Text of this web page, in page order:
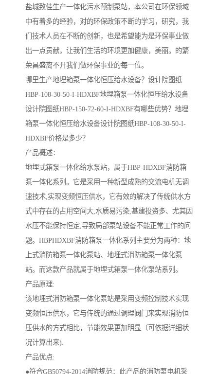
盐城致佳生产一体化污水预制泵站，本公司在环保领域
中有着多的经验，对的环保政策不断的学习，研究，我
们技术人员在不断的创新，也是希望能为是环保事业做
出一点贡献，让我们生活的环境更加健康，美丽。的繁
荣昌盛离不开我们做环保事业的每一位。
哪里生产地埋箱泵一体化恒压给水设备？设计院图纸
HBP-108-30-50-I-HDXBF地埋箱泵一体化恒压给水设备
设计院图纸HBP-150-72-60-I-HDXBF有哪些优势？地埋
箱泵一体化恒压给水设备设计院图纸HBP-108-30-50-I-
HDXBF价格是多少？
产品概述：
地埋式箱泵一体化给水泵站，属于HBP-HDXBF消防箱
泵一体化系列。它是采用一种新型成熟的交流电机无调
速技术,实现变频恒压供水，它有效的解决了传统供水方
式中存在的占用空间大,水质易污染,基建投资多、尤其因
水压不能保持恒定,导致局部泵站设备不能正常工作的问
题。HBPHDXBF消防箱泵一体化系列主要分为两种：地
上式消防箱泵一体化泵站、地埋式消防箱泵一体化泵
站。而这款产品就属于地埋式箱泵一体化泵站系列。
产品原理:
该地埋式消防箱泵一体化泵站是采用变频控制技术实现
变频恒压供水，它与传统的通过调理阀门来实现消防恒
压供水的方式相比，节能效果更加明显（可依据详细状
况计算出来).
产品优点:
●符合GB50794-2014消防规范：此产品的消防泵电机采